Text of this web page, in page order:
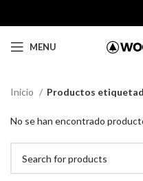
MENU
Inicio Productos
No se han encontrado